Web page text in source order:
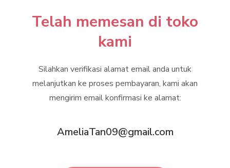
Telah memesan di toko
kami
Silahkan verifikasi alamat email anda untuk
melanjutkan ke proses pembayaran, kami akan
mengirim email konfirmasi ke alamat:
AmeliaTan09@gmail.com